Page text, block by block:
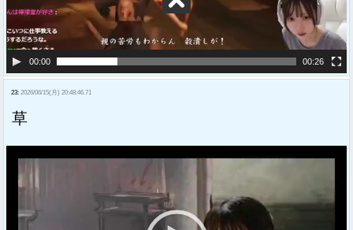
ー
00:00 00:26
23: 2026/06/15(月) 20:48:46.71
草
動
画
レ